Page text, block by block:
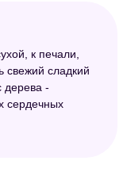
к печали,
свежий сладкий
дерева -
сердечных